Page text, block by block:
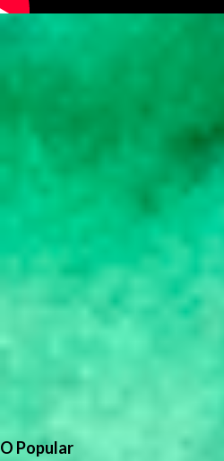
O Popular